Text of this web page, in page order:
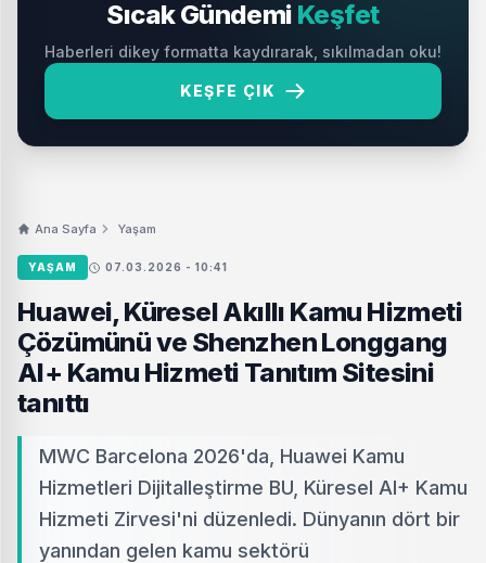
Sıcak Gündemi Keşfet
Haberleri dikey formatta kaydırarak, sıkılmadan oku!
KEŞFE ÇIK
Ana Sayfa Yaşam
YAŞAM 07.03.2026 - 10:41
Huawei, Küresel Akıllı Kamu Hizmeti
Çözümünü ve Shenzhen Longgang
AI+ Kamu Hizmeti Tanıtım Sitesini
tanıttı
MWC Barcelona 2026'da, Huawei Kamu
Hizmetleri Dijitalleştirme BU, Küresel AI+ Kamu
Hizmeti Zirvesi'ni düzenledi. Dünyanın dört bir
yanından gelen kamu sektörü